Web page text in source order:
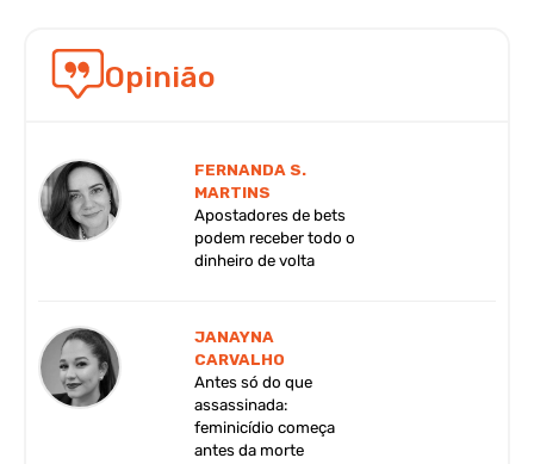
Opinião
FERNANDA S.
MARTINS
Apostadores de bets
podem receber todo o
dinheiro de volta
JANAYNA
CARVALHO
Antes só do que
assassinada:
feminicídio começa
antes da morte